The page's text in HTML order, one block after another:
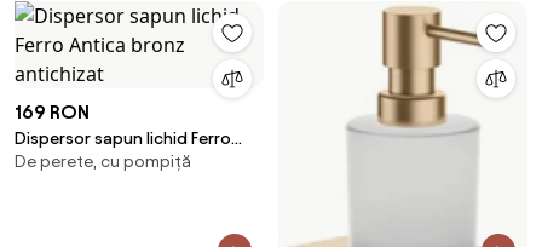
169 RON
Dispersor sapun lichid Ferro
Antica bronz antichizat
De perete, cu pompiță